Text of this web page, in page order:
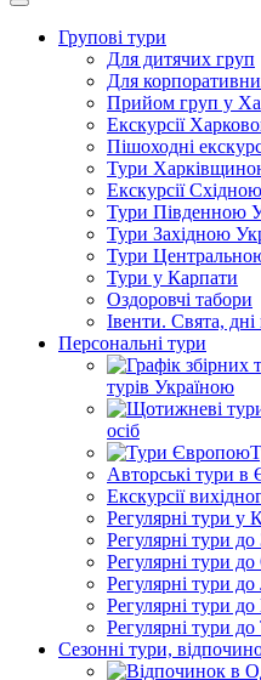
Групові тури
Для дитячих груп
Для
Прийом груп у
Екскурсії
Пішоходні
Тури
Екскурсії
Тури Південною
Тури Західною
Тури
Тури у Карпати
Оздоровчі табори
Івенти. Свята,
Персональні тури
турів Україною
осіб
Авторські тури в
Екскурсії
Регулярні тури у
Регулярні тури до
Регулярні тури
Регулярні тури
Регулярні тури
Регулярні тури
Сезонні тури,